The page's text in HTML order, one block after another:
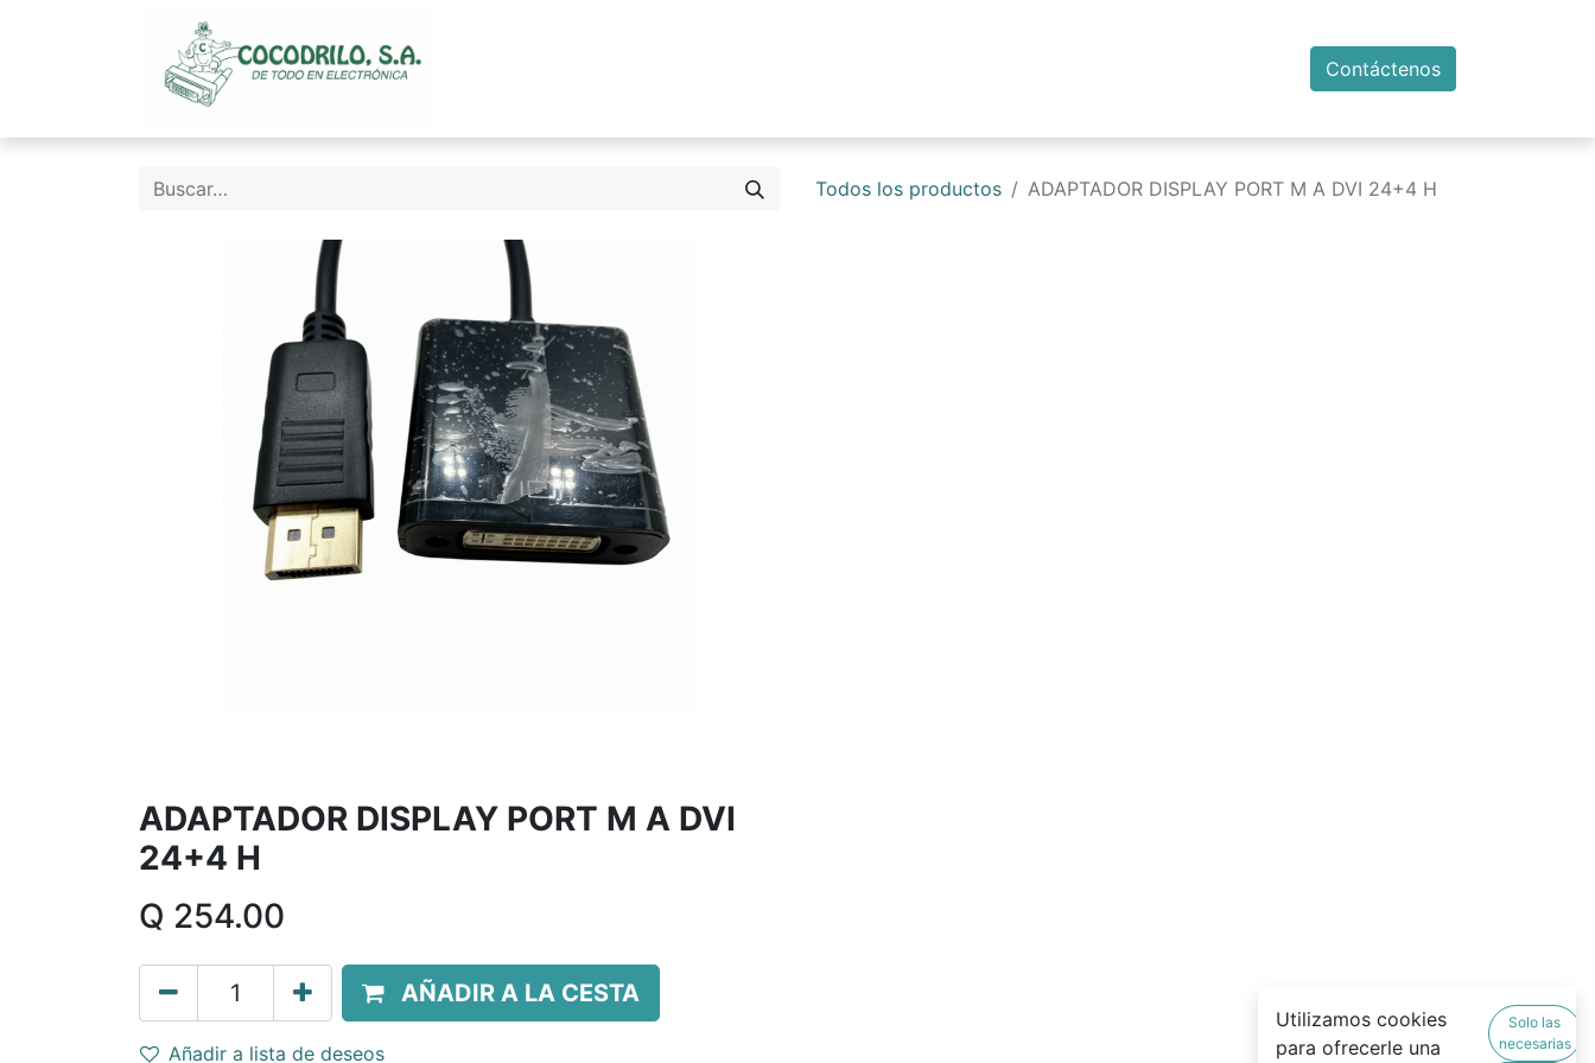
Contáctenos
Todos los productos ADAPTADOR DISPLAY PORT M A DVI 24+4 H
ADAPTADOR DISPLAY PORT M A DVI
24+4 H
Q 254.00
AÑADIR A LA CESTA
Añadir a lista de deseos
Utilizamos cookies
para ofrecerle una
Solo las
necesarias